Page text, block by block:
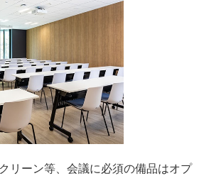
リーン等、会議に必須の備品はオプ